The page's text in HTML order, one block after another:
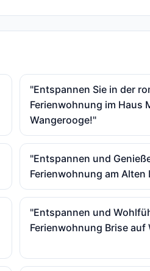
"Entspannen Sie in der
Ferienwohnung im Haus
Wangerooge!"
"Entspannen und
Ferienwohnung am
"Entspannen und
Ferienwohnung Brise auf